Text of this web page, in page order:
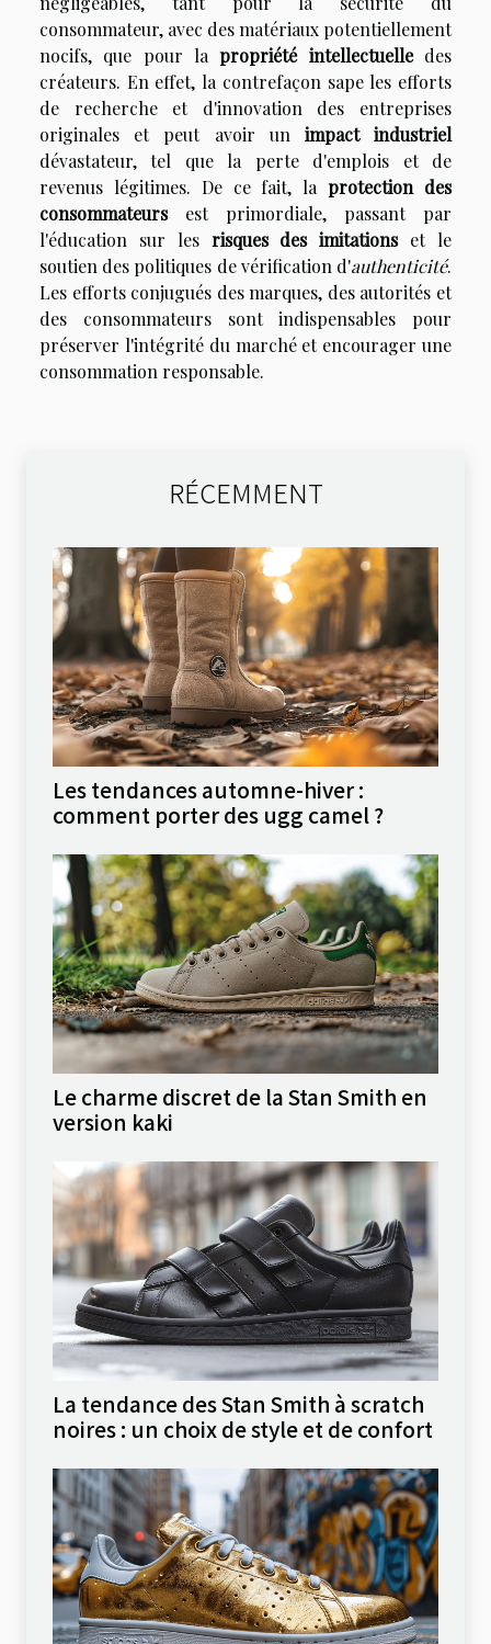
consommateur, avec des matériaux potentiellement
nocifs, que pour lapropriété intellectuelledes
créateurs. En effet, la contrefaçon sape les efforts
de recherche et d'innovation des entreprises
originales et peut avoir un impact industriel
dévastateur, tel que la perte d'emplois et de
revenus légitimes. De ce fait, laprotection des
consommateursest primordiale, passant par
l'éducation sur les risques des imitationset le
soutien des politiques de vérification d'authenticité.
Les efforts conjugués des marques, des autorités et
des consommateurs sont indispensables pour
préserver l'intégrité du marché et encourager une
consommation responsable.
RÉCEMMENT
Les tendances automne-hiver :
comment porter des ugg camel ?
Le charme discret de la Stan Smith en
version kaki
La tendance des Stan Smith à scratch
noires : un choix de style et de confort